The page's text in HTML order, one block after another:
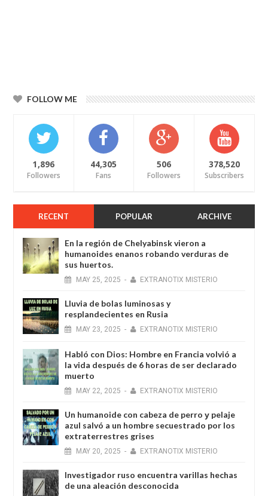
FOLLOW ME
1,896
Followers
44,305
Fans
506
Followers
378,520
Subscribers
RECENT POPULAR ARCHIVE
En la región de Chelyabinsk vieron a
humanoides enanos robando verduras de
sus huertos.
MAY 25, 2025 - EXTRANOTIX MISTERIO
Lluvia de bolas luminosas y
resplandecientes en Rusia
MAY 23, 2025 - EXTRANOTIX MISTERIO
Habló con Dios: Hombre en Francia volvió a
la vida después de 6 horas de ser declarado
muerto
MAY 22, 2025 - EXTRANOTIX MISTERIO
Un humanoide con cabeza de perro у pelaje
azul salvó a un hombre secuestrado por los
extraterrestres grises
MAY 20, 2025 - EXTRANOTIX MISTERIO
Investigador ruso encuentra varillas hechas
de una aleación desconocida